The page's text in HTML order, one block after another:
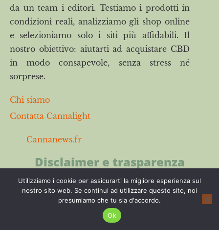
da un team i editori. Testiamo i prodotti in
condizioni reali, analizziamo gli shop online
e selezioniamo solo i siti più affidabili. Il
nostro obiettivo: aiutarti ad acquistare CBD
in modo consapevole, senza stress né
sorprese.
Chi siamo
Contatta Cannalight
Cannanews.fr
Disclaimer e trasparenza
I negozi online menzionati su Cannanews sono
stati testati dal nostro team secondo criteri precisi
e indipendenti, ma ciò non sostituisce un’analisi
di laboratorio né un parere medico. Il nostro
Utilizziamo i cookie per assicurarti la migliore esperienza sul
nostro sito web. Se continui ad utilizzare questo sito, noi
presumiamo che tu sia d'accordo.
Ok